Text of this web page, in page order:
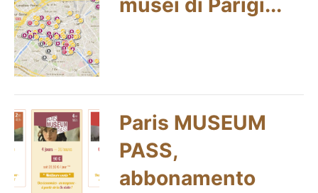
Paris MUSEUM
PASS,
abbonamento